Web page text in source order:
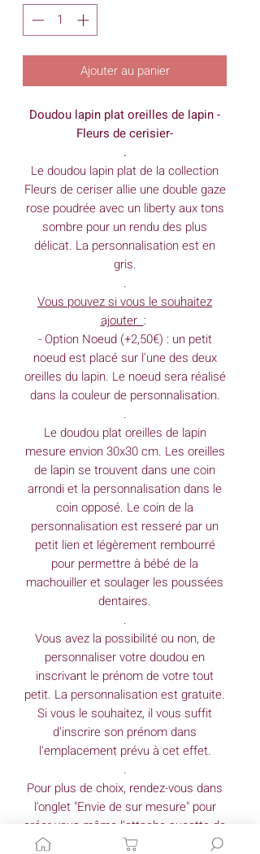
Ajouter au panier
Doudou lapin plat oreilles de lapin -
Fleurs de cerisier-
.
Le doudou lapin plat de la collection
Fleurs de ceriserallie une double gaze
rose poudrée avec un liberty aux tons
sombre pour un rendu des plus
délicat. La personnalisation est en
gris.
.
Vous pouvez si vous le souhaitez
ajouter :
- Option Noeud (+2,50€) : un petit
noeud est placé sur l'une des deux
oreilles du lapin. Le noeud sera réalisé
dans la couleur de personnalisation.
.
Le doudou plat oreilles de lapin
mesure envion 30x30 cm. Les oreilles
de lapin se trouvent dans une coin
arrondi et la personnalisation dans le
coin opposé. Le coin de la
personnalisation est resseré par un
petit lien et légèrement rembourré
pour permettre à bébé de la
machouiller et soulager les poussées
dentaires.
.
Vous avez la possibilité ou non, de
personnaliser votre doudou en
inscrivant le prénom de votre tout
petit. La personnalisation est gratuite.
Si vous le souhaitez, il vous suffit
d'inscrire son prénom dans
l'emplacement prévu à cet effet.
.
Pour plus de choix, rendez-vous dans
l'onglet "Envie de sur mesure" pour
créer vous-même l'attache sucette de
vos souhaits.